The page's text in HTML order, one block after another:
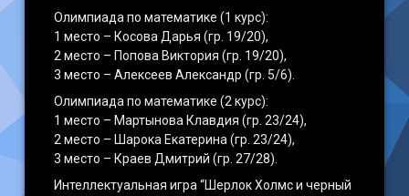
Олимпиада по математике (1 курс):
1 место – Косова Дарья (гр. 19/20),
2 место – Попова Виктория (гр. 19/20),
3 место – Алексеев Александр (гр. 5/6).
Олимпиада по математике (2 курс):
1 место – Мартынова Клавдия (гр. 23/24),
2 место – Шарока Екатерина (гр. 23/24),
3 место – Краев Дмитрий (гр. 27/28).
Интеллектуальная игра “Шерлок Холмс и черный